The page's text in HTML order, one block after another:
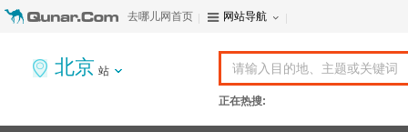
去哪儿网首页 网站导航
北京 站
正在热搜: